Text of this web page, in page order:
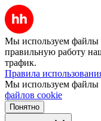
Мы используем файлы
правильную работу
трафик.
Правила
Мы используем файлы
файлов cookie
Понятно